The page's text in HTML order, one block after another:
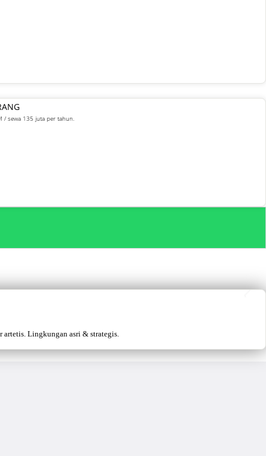
/ sewa 135 juta per tahun.
artetis. Lingkungan asri & strategis.